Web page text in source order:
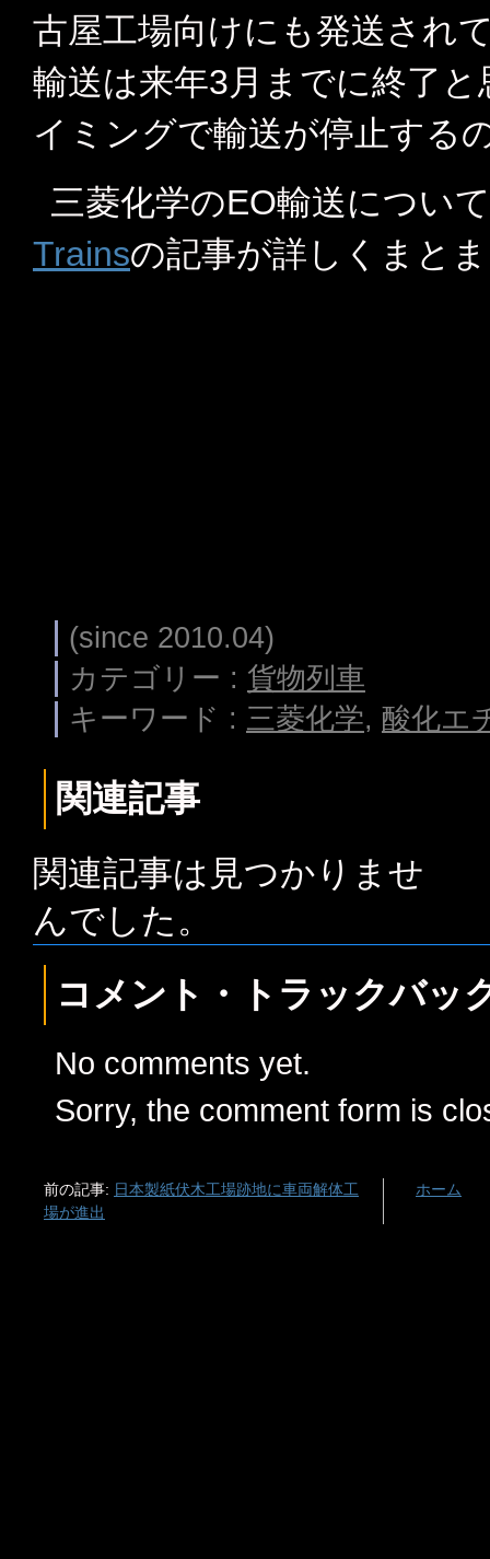
古屋工場向けにも発送され
輸送は来年3月までに終了
イミングで輸送が停止する
三菱化学のEO輸送につい
Trainsの記事が詳しくまと
(since 2010.04)
カテゴリー : 貨物列車
キーワード : 三菱化学, 酸化エ
関連記事
関連記事は見つかりませ
んでした。
コメント・トラックバッ
No comments yet.
Sorry, the comment form is
前の記事: 日本製紙伏木工場跡地に車両解体工
場が進出
ホーム